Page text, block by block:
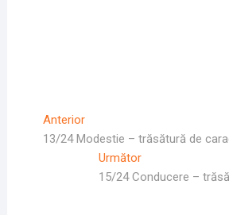
Navigare
în
articole
AnteriorArticolul
Anterior
13/24 Modestie – trăsătură de
UrmătorArticolul
Următor:
15/24 Conducere –